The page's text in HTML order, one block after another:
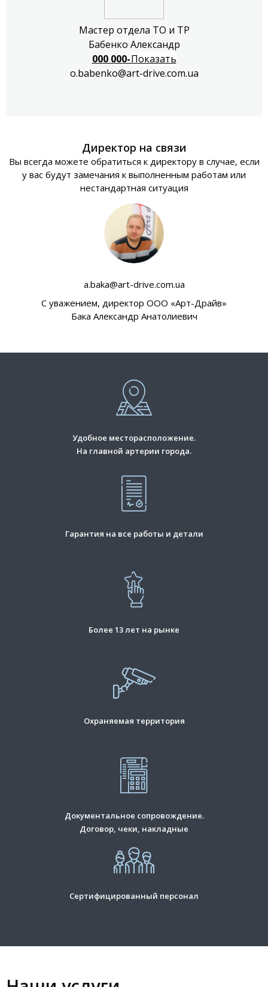
Мастер отдела ТО и ТР
Бабенко Александр
000 000-00-04
Показать
o.babenko@art-drive.com.ua
Директор на связи
Вы всегда можете обратиться к директору в случае, если
у вас будут замечания к выполненным работам или
нестандартная ситуация
a.baka@art-drive.com.ua
C уважением, директор ООО «Арт-Драйв»
Бака Александр Анатолиевич
Удобное месторасположение.
На главной артерии города.
Гарантия на все работы и детали
Более 13 лет на рынке
Охраняемая территория
Документальное сопровождение.
Договор, чеки, накладные
Сертифицированный персонал